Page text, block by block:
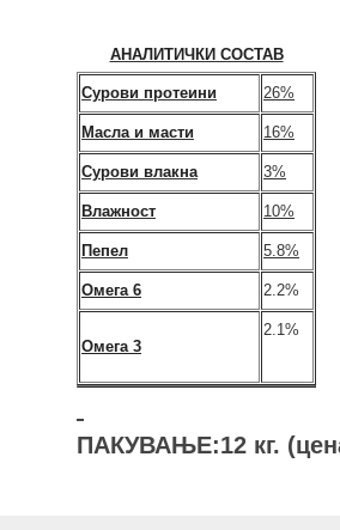
АНАЛИТИЧКИ СОСТАВ
Сурови протеини 26%
Масла и масти 16%
Сурови влакна 3%
Влажност 10%
Пепел 5.8%
Омега 6 2.2%
Омега 3
2.1%
ПАКУВАЊЕ:12 кг.